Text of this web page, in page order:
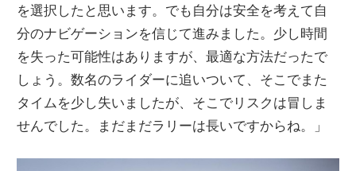
を選択したと思います。でも自分は安全を考えて自
分のナビゲーションを信じて進みました。少し時間
を失った可能性はありますが、最適な方法だったで
しょう。数名のライダーに追いついて、そこでまた
タイムを少し失いましたが、そこでリスクは冒しま
せんでした。まだまだラリーは長いですからね。」